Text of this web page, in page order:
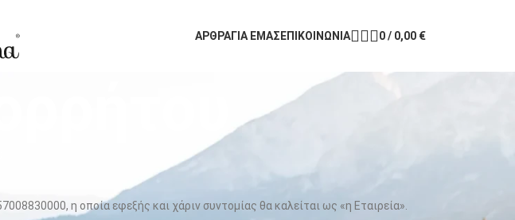
ΑΡΘΡΑΓΙΑ ΕΜΑΣ ΕΠΙΚΟΙΝΩΝΙΑ 0/ 0,00 €
η οποία εφεξής και χάριν συντομίας θα καλείται ως «η Εταιρεία».